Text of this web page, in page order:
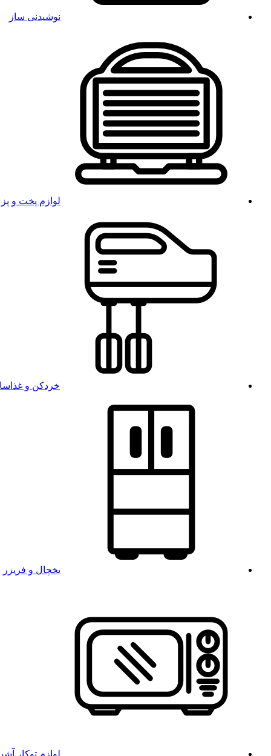
نوشیدنی ساز
لوازم پخت و پز
خردکن و
یخچال و فریزر
لوازم توکار